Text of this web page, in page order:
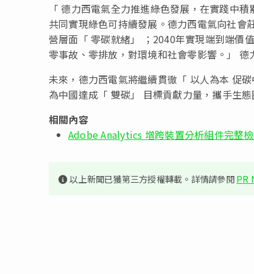
「 德力西電氣全力推進綠色發展，在實踐中
共同實現綠色可持續發展。德力西電氣向社會
營層面 「 零碳就緒」 ；2040年實現端到端價
零事故、零排放，對環境和社會零影響。 」
德
未來，德力西電氣將繼續貫徹 「 以人為本 促
為中國達成 「 雙碳」
目標貢獻力量，攜手生
相關內容
Adobe Analytics 增跨裝置分析組件完整
以上新聞已獲第三方授權轉載。詳情請參閱PR